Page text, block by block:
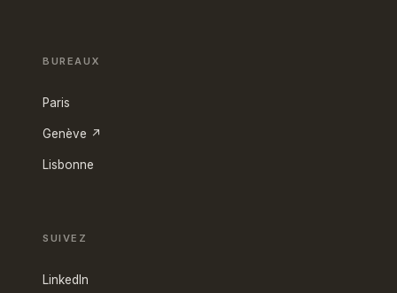
BUREAUX
Paris
Genève ↗
Lisbonne
SUIVEZ
LinkedIn